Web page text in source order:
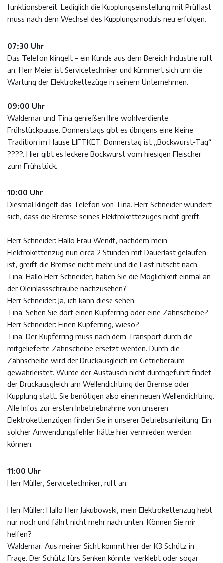
funktionsbereit. Lediglich die Kupplungseinstellung mit Prüflast
muss nach dem Wechsel des Kupplungsmoduls neu erfolgen.
07:30 Uhr
Das Telefon klingelt – ein Kunde aus dem Bereich Industrie ruft
an. Herr Meier ist Servicetechniker und kümmert sich um die
Wartung der Elektrokettezüge in seinem Unternehmen.
09:00 Uhr
Waldemar und Tina genießen Ihre wohlverdiente
Frühstückpause. Donnerstags gibt es übrigens eine kleine
Tradition im Hause LIFTKET. Donnerstag ist „Bockwurst-Tag“
????. Hier gibt es leckere Bockwurst vom hiesigen Fleischer
zum Frühstück.
10:00 Uhr
Diesmal klingelt das Telefon von Tina. Herr Schneider wundert
sich, dass die Bremse seines Elektrokettezuges nicht greift.
Herr Schneider: Hallo Frau Wendt, nachdem mein
Elektrokettenzug nun circa 2 Stunden mit Dauerlast gelaufen
ist, greift die Bremse nicht mehr und die Last rutscht nach.
Tina: Hallo Herr Schneider, haben Sie die Möglichkeit einmal an
der Öleinlassschraube nachzusehen?
Herr Schneider: Ja, ich kann diese sehen.
Tina: Sehen Sie dort einen Kupferring oder eine Zahnscheibe?
Herr Schneider: Einen Kupferring, wieso?
Tina: Der Kupferring muss nach dem Transport durch die
mitgelieferte Zahnscheibe ersetzt werden. Durch die
Zahnscheibe wird der Druckausgleich im Getrieberaum
gewährleistet. Wurde der Austausch nicht durchgeführt findet
der Druckausgleich am Wellendichtring der Bremse oder
Kupplung statt. Sie benötigen also einen neuen Wellendichtring.
Alle Infos zur ersten Inbetriebnahme von unseren
Elektrokettenzügen finden Sie in unserer Betriebsanleitung. Ein
solcher Anwendungsfehler hätte hier vermieden werden
können.
11:00 Uhr
Herr Müller, Servicetechniker, ruft an.
Herr Müller: Hallo Herr Jakubowski, mein Elektrokettenzug hebt
nur noch und fährt nicht mehr nach unten. Können Sie mir
helfen?
Waldemar: Aus meiner Sicht kommt hier der K3 Schütz in
Frage. Der Schütz fürs Senken könnte verklebt oder sogar